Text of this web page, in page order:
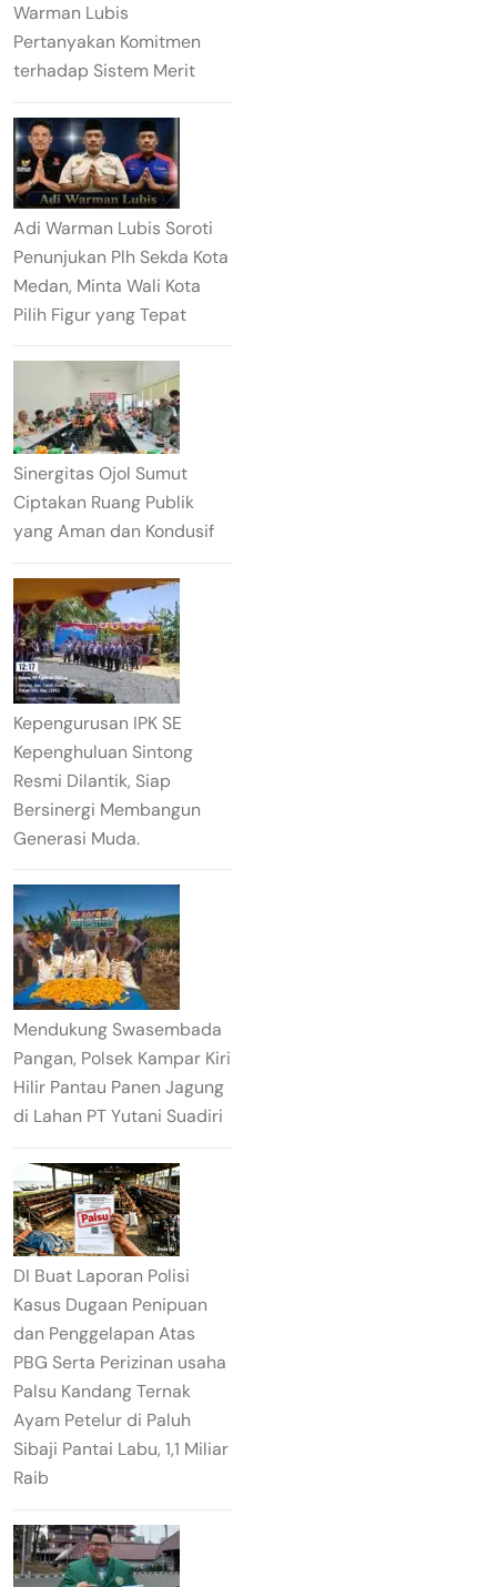
Warman Lubis
Pertanyakan Komitmen
terhadap Sistem Merit
Adi Warman Lubis Soroti
Penunjukan Plh Sekda Kota
Medan, Minta Wali Kota
Pilih Figur yang Tepat
Sinergitas Ojol Sumut
Ciptakan Ruang Publik
yang Aman dan Kondusif
Kepengurusan IPK SE
Kepenghuluan Sintong
Resmi Dilantik, Siap
Bersinergi Membangun
Generasi Muda.
Mendukung Swasembada
Pangan, Polsek Kampar Kiri
Hilir Pantau Panen Jagung
di Lahan PT Yutani Suadiri
DI Buat Laporan Polisi
Kasus Dugaan Penipuan
dan Penggelapan Atas
PBG Serta Perizinan usaha
Palsu Kandang Ternak
Ayam Petelur di Paluh
Sibaji Pantai Labu, 1,1 Miliar
Raib